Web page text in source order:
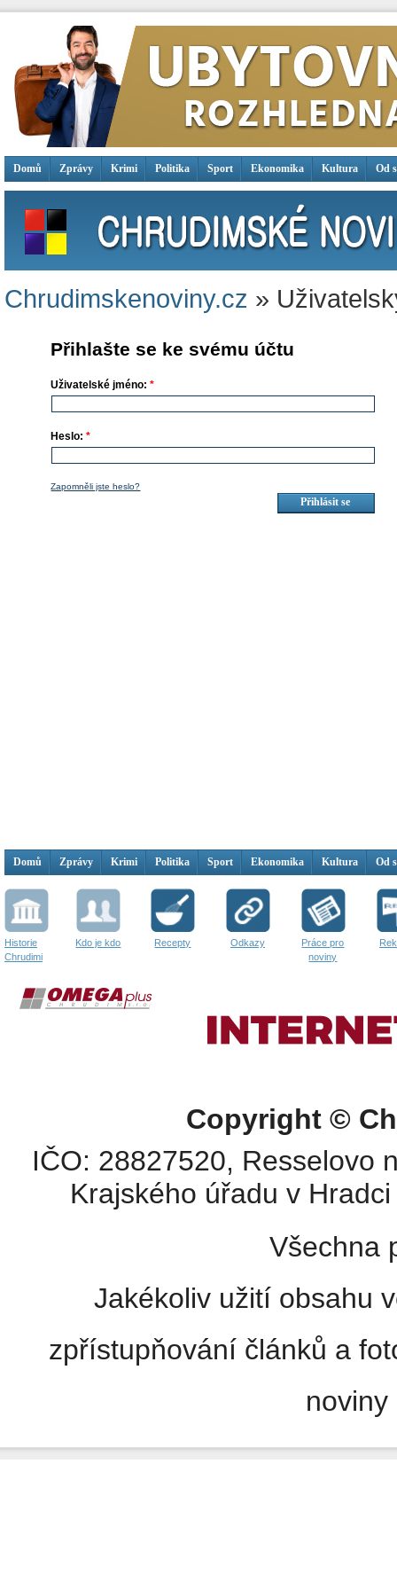
Domů Zprávy Krimi Politika Sport Ekonomika Kultura Od
Chrudimskenoviny.cz »
Přihlašte se ke svému účtu
Uživatelské jméno:*
Heslo:*
Zapomněli jste heslo?
Domů Zprávy Krimi Politika Sport Ekonomika Kultura Od
Historie
Chrudimi
Kdo je kdo Recepty Odkazy
Práce pro
noviny
Copyright ©
IČO: 28827520, Resselovo
Krajského úřadu v
Všechna
Jakékoliv užití obsahu
zpřístupňování článků a